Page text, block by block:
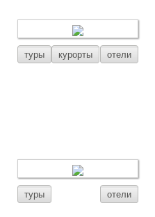
туры курорты отели
туры отели